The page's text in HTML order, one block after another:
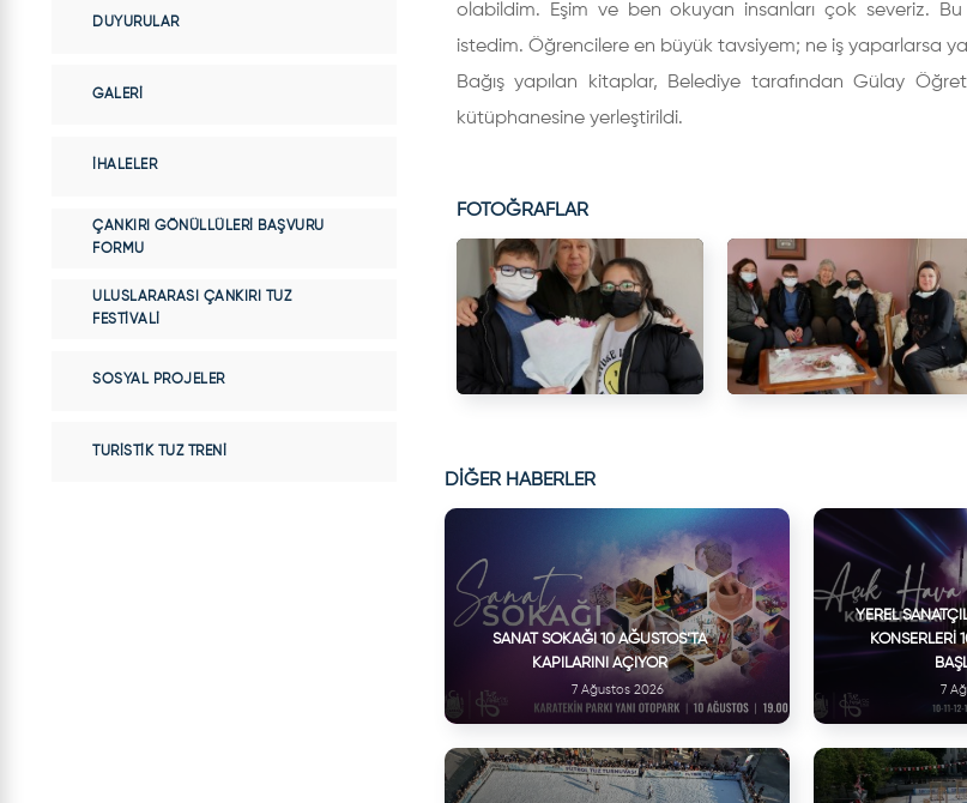
olabildim. Eşim ve ben okuyan insanları çok severiz.
istedim. Öğrencilere en büyük tavsiyem; ne iş yaparlarsa
Bağış yapılan kitaplar, Belediye tarafından Gülay
kütüphanesine yerleştirildi.
FOTOĞRAFLAR
DİĞER HABERLER
SANAT SOKAĞI 10 AĞUSTOS’TA
KAPILARINI AÇIYOR
7 Ağustos 2026
YEREL
KONSERLERI
7
DUYURULAR
GALERI
İHALELER
ÇANKIRI GÖNÜLLÜLERI BAŞVURU
FORMU
ULUSLARARASI ÇANKIRI TUZ
FESTIVALI
SOSYAL PROJELER
TURISTIK TUZ TRENI